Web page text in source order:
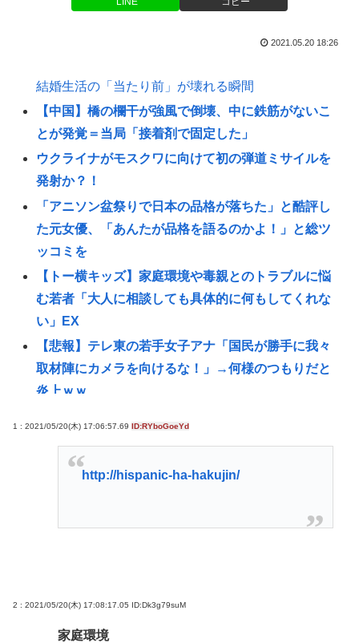
2021.05.20 18:26
結婚生活の「当たり前」が壊れる瞬間
【中国】橋の欄干が強風で倒壊、中に鉄筋がないこ
とが発覚＝当局「接着剤で固定した」
ウクライナがモスクワに向けて初の弾道ミサイルを
発射か？！
「アニソン盆祭りで日本の品格が落ちた」と酷評し
た元女優、「あんたが品格を語るのかよ！」と総ツ
ッコミを
【トー横キッズ】家庭環境や毒親とのトラブルに悩
む若者「大人に相談しても具体的に何もしてくれな
い」EX
【悲報】テレ東の若手女子アナ「国民が勝手に我々
取材陣にカメラを向けるな！」→何様のつもりだと
炎上ｗｗ
【画像】ギャルさん、世界中に発信してる意識ゼロ
で修学旅行の宿をSNS公開してしまうｗｗｗ
【衝撃】『ルパン三世』放送当時は「つまらない」
と酷評も再放送で視聴率30％超えwww
1 : 2021/05/20(木) 17:06:57.69 ID:RYboGoeYd
http://hispanic-ha-hakujin/
2 : 2021/05/20(木) 17:08:17.05 ID:Dk3g79suM
家庭環境